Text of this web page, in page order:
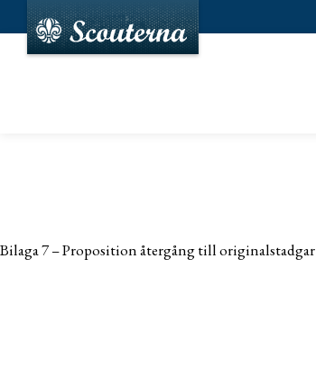
Bilaga 7 – Proposition återgång till originalstadgar